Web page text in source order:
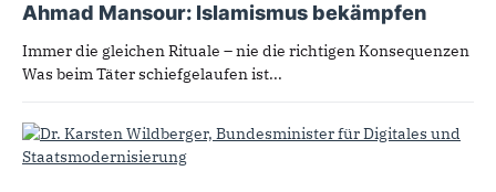
Ahmad Mansour: Islamismus bekämpfen
Immer die gleichen Rituale – nie die richtigen Konsequenzen
Was beim Täter schiefgelaufen ist...